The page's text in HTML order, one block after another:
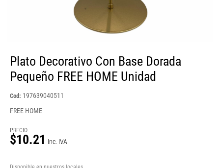
Plato Decorativo Con Base Dorada
Pequeño FREE HOME Unidad
Cod: 197639040511
FREE HOME
PRECIO
$10.21 Inc. IVA